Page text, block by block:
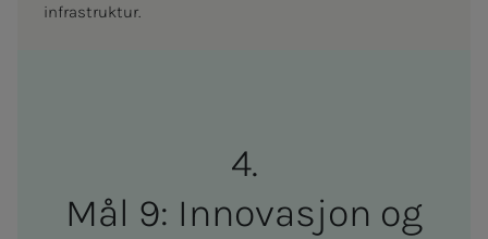
Mål 9: In­­­no­va­­­sjon og
infrastruktur.